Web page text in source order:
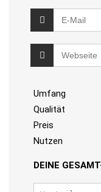
Umfang
Qualität
Preis
Nutzen
DEINE